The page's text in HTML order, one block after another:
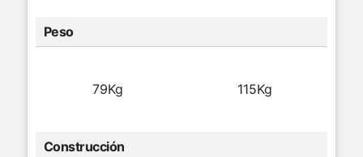
Peso
79Kg 115Kg
Construcción